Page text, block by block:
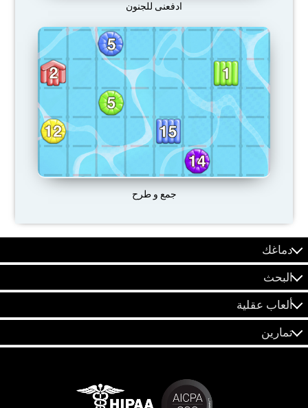
ادفعنى للجنون
جمع و طرح
دماغك
البحث
ألعاب عقلية
تمارين